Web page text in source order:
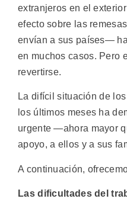
extranjeros en el
efecto sobre las
envían a sus países—
en muchos casos. Pero
revertirse.
La difícil situación de
los últimos meses ha
urgente —ahora mayor
apoyo, a ellos y a sus
A continuación,
Las dificultades del